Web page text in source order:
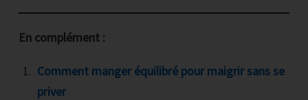
En complément :
Comment manger équilibré pour maigrir sans se
priver